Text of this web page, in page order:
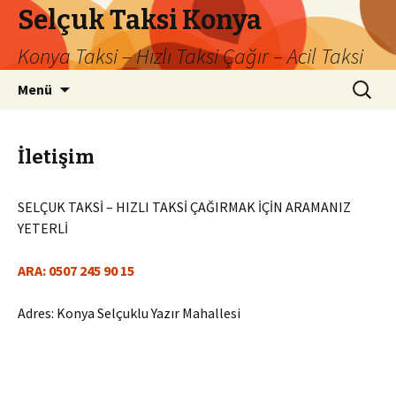
Selçuk Taksi Konya
Konya Taksi – Hızlı Taksi Çağır – Acil Taksi
Menü Arama:
İletişim
SELÇUK TAKSİ – HIZLI TAKSİ ÇAĞIRMAK İÇİN ARAMANIZ
YETERLİ
ARA: 0507 245 90 15
Adres: Konya Selçuklu Yazır Mahallesi